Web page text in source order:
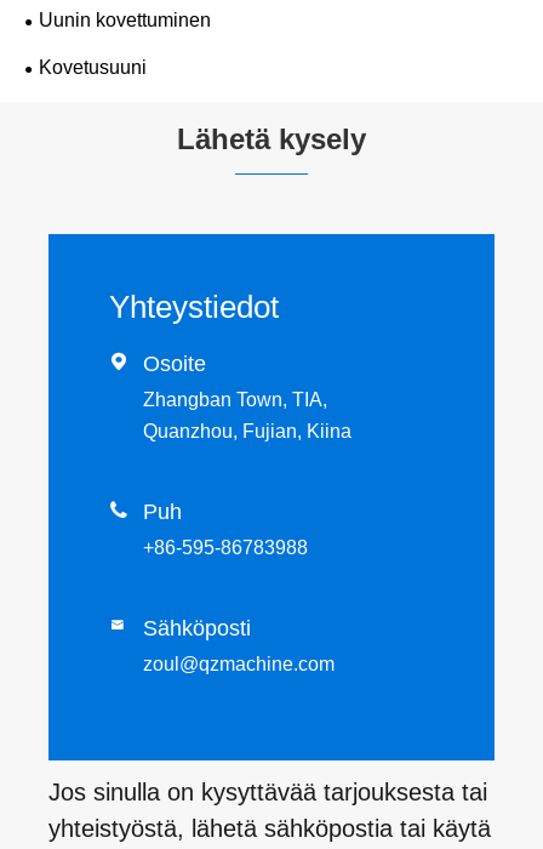
Uunin kovettuminen
Kovetusuuni
Lähetä kysely
Yhteystiedot
 Osoite
Zhangban Town, TIA,
Quanzhou, Fujian, Kiina
 Puh
+86-595-86783988
 Sähköposti
zoul@qzmachine.com
Jos sinulla on kysyttävää tarjouksesta tai
yhteistyöstä, lähetä sähköpostia tai käytä